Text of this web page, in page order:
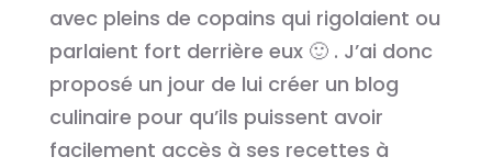
avec pleins de copains qui rigolaient ou
parlaient fort derrière eux 🙂 . J’ai donc
proposé un jour de lui créer un blog
culinaire pour qu’ils puissent avoir
facilement accès à ses recettes à